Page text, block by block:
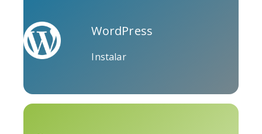
WordPress
Instalar